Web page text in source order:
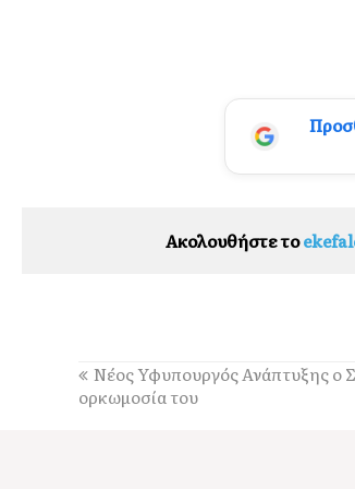
Ακολουθήστε το
Νέος Υφυπουργός Ανάπτυξης ο
ορκωμοσία του